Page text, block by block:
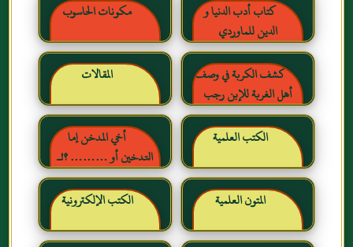
كتاب أدب الدنيا و
الدين للماوردي
مكونات الحاسوب
كشف الكربة في وصف
أهل الغربة للإبن رجب
الحنبلي رحمه الله
المقالات
الكتب العلمية
أخي المدخن إما
التدخين أو ……… ؟!ـ
حقائق وأرقام ناطقة ، لكن
لا يسمعها المدخنون حرره
خالد بن عبد الرحمن بن حمد
الشايع
المتون العلمية الكتب الإلكترونية